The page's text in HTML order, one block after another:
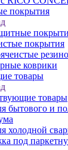
покрытия
покрытия
коврики
товары
товары
бытового и
холодной
под